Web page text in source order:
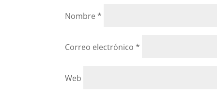
Nombre*
Correo electrónico*
Web